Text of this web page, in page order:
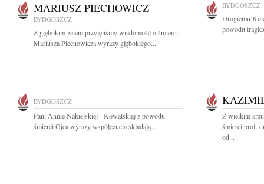
MARIUSZ PIECHOWICZ
BYDGOSZCZ
Z głębokim żalem przyjęliśmy wiadomość o śmierci
Mariusza Piechowicza wyrazy głębokiego...
BYDGOSZCZ
Drogiemu
powodu
BYDGOSZCZ
Pani Annie Nakielskiej - Kowalskiej z powodu
śmierci Ojca wyrazy współczucia składają...
Z wielkim
śmierci prof.
od...